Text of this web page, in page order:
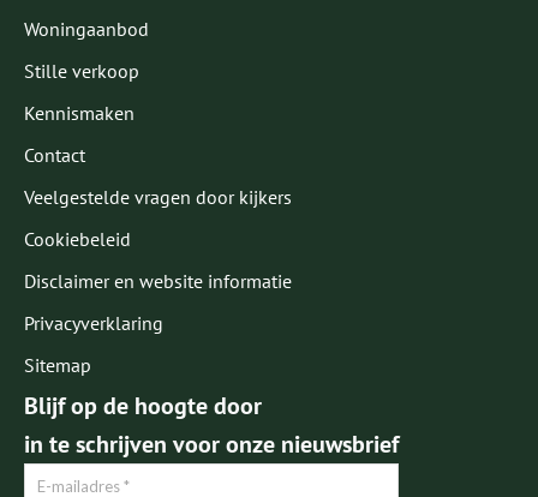
Woningaanbod
Stille verkoop
Kennismaken
Contact
Veelgestelde vragen door kijkers
Cookiebeleid
Disclaimer en website informatie
Privacyverklaring
Sitemap
Blijf op de hoogte door
in te schrijven voor onze nieuwsbrief